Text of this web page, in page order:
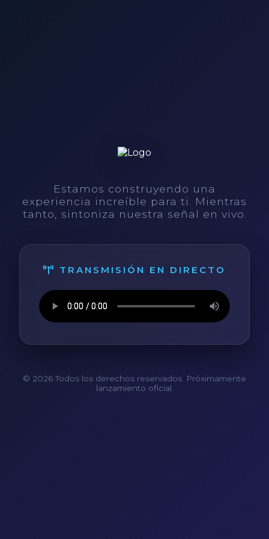
Estamos construyendo una
experiencia increíble para ti. Mientras
tanto, sintoniza nuestra señal en vivo.
TRANSMISIÓN EN DIRECTO
© 2026 Todos los derechos reservados. Próximamente
lanzamiento oficial.